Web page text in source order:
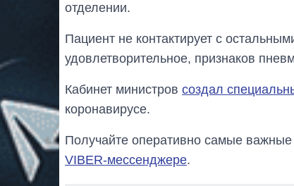
отделении.
Пациент не контактирует с
удовлетворительное, признаков
Кабинет министров создал
коронавирусе.
Получайте оперативно самые
VIBER-мессенджере.